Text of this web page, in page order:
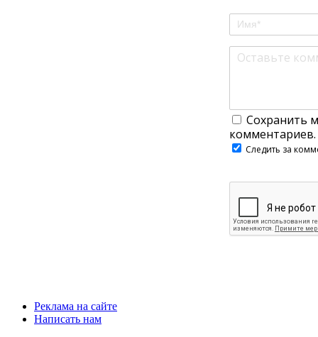
Сохранить
комментариев.
Следить за
Реклама на сайте
Написать нам